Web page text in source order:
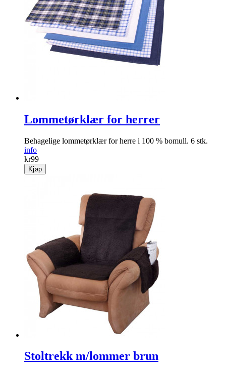
Lommetørklær for herrer
Behagelige lommetørklær for herre i 100 % bomull. 6 stk.
info
kr99
Kjøp
Stoltrekk m/lommer brun